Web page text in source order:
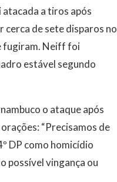
a tiros após
cerca de sete disparos no
fugiram. Neiff foi
estável segundo
o ataque após
“Precisamos de
DP como homicídio
possível vingança ou